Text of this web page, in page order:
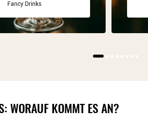
Fancy Drinks
WORAUF KOMMT ES AN?